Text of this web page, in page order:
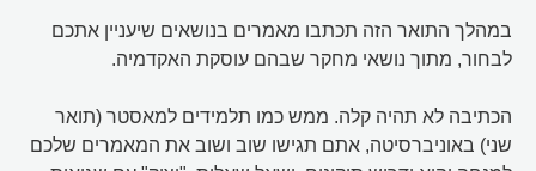
במהלך התואר הזה תכתבו מאמרים בנושאים שיעניין אתכם
לבחור, מתוך נושאי מחקר שבהם עוסקת האקדמיה.
הכתיבה לא תהיה קלה. ממש כמו תלמידים למאסטר (תואר
שני) באוניברסיטה, אתם תגישו שוב ושוב את המאמרים שלכם